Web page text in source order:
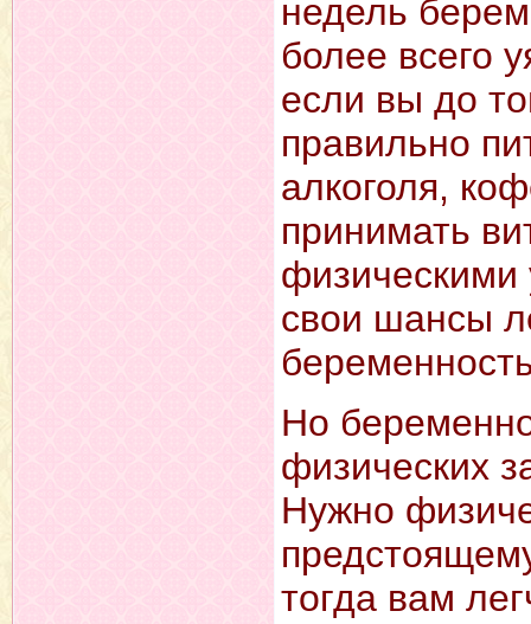
недель
более всего
если вы до
правильно
алкоголя,
принимать
физическими
свои шансы
Но
физических
Нужно
тогда вам